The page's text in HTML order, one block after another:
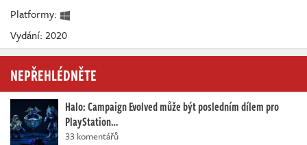
Platformy:
Vydání: 2020
NEPŘEHLÉDNĚTE
Halo: Campaign Evolved může být posledním dílem pro
PlayStation…
33 komentářů